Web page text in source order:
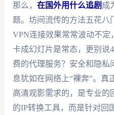
那么， 在国外用什么追剧 成
题。坊间流传的方法五花八
VPN连接效果常常波动不定
卡成幻灯片是常态，更别说
费的代理服务？安全和隐私
息犹如在网络上“裸奔”。真
高清观影需求的，是专业的
的IP转换工具，而是针对回